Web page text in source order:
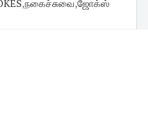
,நகைச்சுவை,ஜோக்ஸ்